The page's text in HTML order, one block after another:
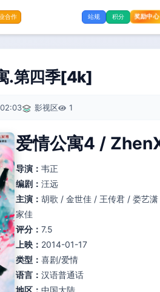
合作 站规 积分 奖励中心
.第四季[4k]
影视区 1
爱情公寓4 /
导演： 韦正
编剧： 汪远
主演： 胡歌 / 金世佳 / 王传君 / 娄艺
家佳
评分： 7.5
上映： 2014-01-17
类型： 喜剧/爱情
语言： 汉语普通话
地区： 中国大陆